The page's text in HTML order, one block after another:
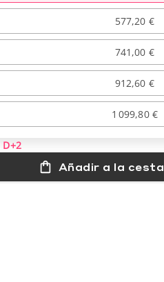
577,20 €
741,00 €
912,60 €
1 099,80 €
D+2
Añadir a la cesta